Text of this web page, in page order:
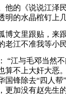
他的《说说江泽
的水晶棺钉上
博文里跟贴，来
江不准我等小
“江与毛邓当然
算不上大奸大恶
国锋除去“四人帮”
加没有赵先生